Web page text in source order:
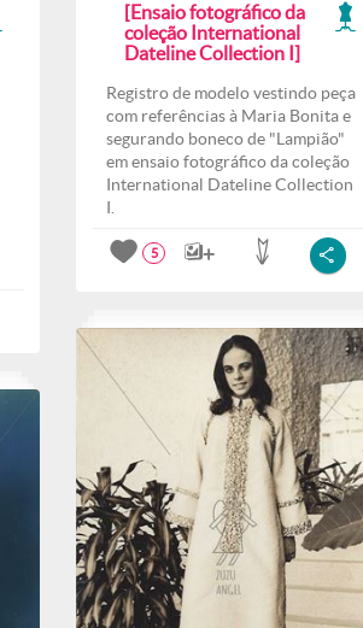
[Ensaio fotográfico da
coleção International
Dateline Collection I]
Registro de modelo vestindo peça
com referências à Maria Bonita e
segurando boneco de "Lampião"
em ensaio fotográfico da coleção
International Dateline Collection
I.
5